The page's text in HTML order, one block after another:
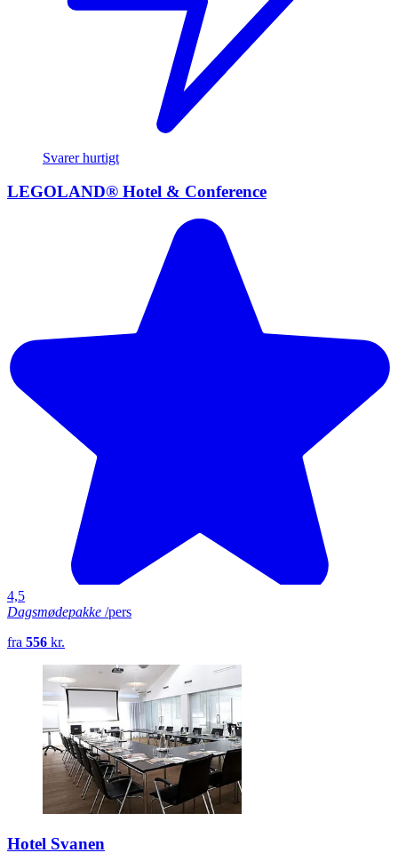
Svarer hurtigt
LEGOLAND® Hotel & Conference
4,5
Dagsmødepakke /pers
fra 556 kr.
Hotel Svanen